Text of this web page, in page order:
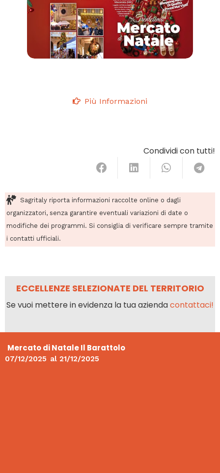
Più Informazioni
Condividi con tutti!
Sagritaly riporta informazioni raccolte online o dagli
organizzatori, senza garantire eventuali variazioni di date o
modifiche dei programmi. Si consiglia di verificare sempre tramite
i contatti ufficiali.
ECCELLENZE SELEZIONATE DEL TERRITORIO
Se vuoi mettere in evidenza la tua aziendacontattaci!
Mercato di Natale Il Barattolo
07/12/2025 al 21/12/2025